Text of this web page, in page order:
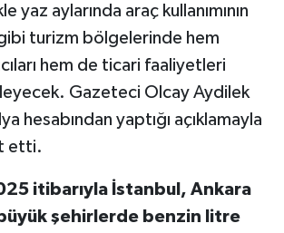
yaz aylarında araç kullanımının
turizm bölgelerinde hem
hem de ticari faaliyetleri
Gazeteci Olcay Aydilek
hesabından yaptığı açıklamayla
etti.
itibarıyla İstanbul, Ankara
şehirlerde benzin litre